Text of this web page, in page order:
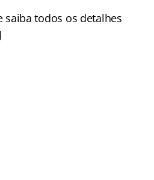
saiba todos os detalhes